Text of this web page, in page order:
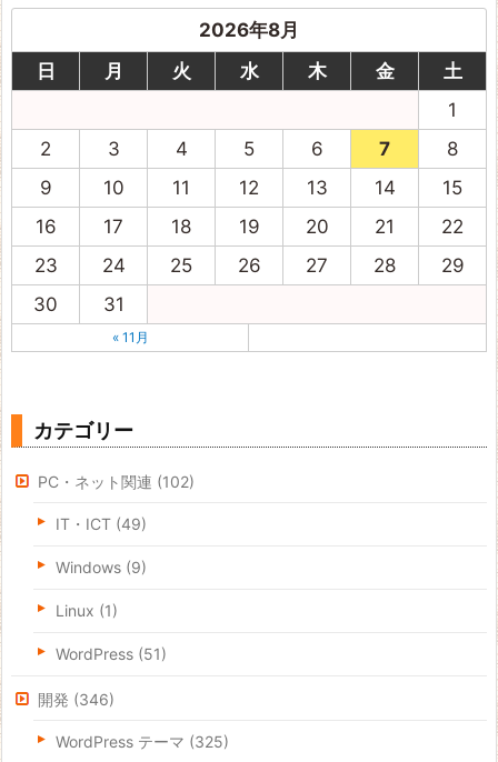
2026年8月
日
月 火 水 木 金
土
1
2
3 4 5 6 7
8
9
10 11 12 13 14
15
16
17 18 19 20 21
22
23
24 25 26 27 28
29
30
31
« 11月
カテゴリー
PC・ネット関連 (102)
IT・ICT (49)
Windows (9)
Linux (1)
WordPress (51)
開発 (346)
WordPress テーマ (325)